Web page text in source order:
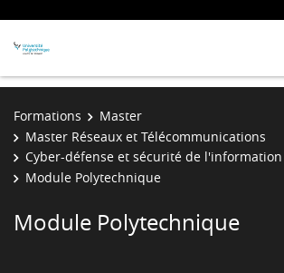
Formations
Master
Master Réseaux et Télécommunications
Cyber-défense et sécurité de l'information
Module Polytechnique
Module Polytechnique